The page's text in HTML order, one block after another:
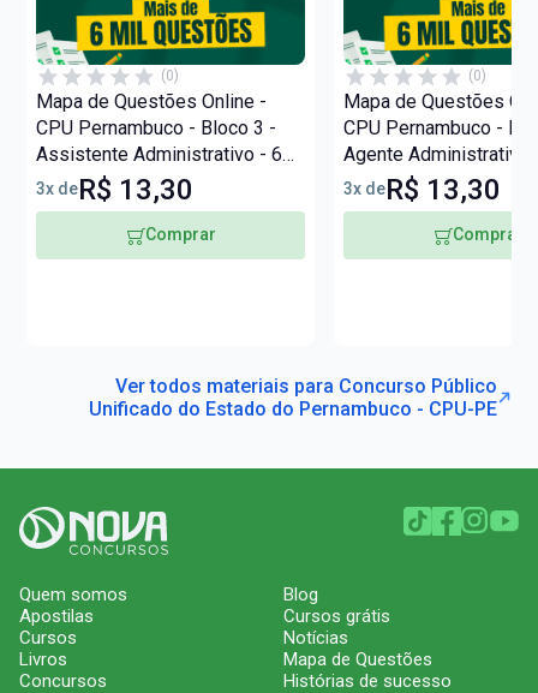
(0)
Mapa de Questões Online -
CPU Pernambuco - Bloco 3 -
Assistente Administrativo - 6
Mil Questões
3x deR$ 13,30
Comprar
(0)
Mapa de Questões
CPU Pernambuco -
Agente Administrativo
Questões
3x deR$ 13,30
Comprar
Ver todos materiais para Concurso Público
Unificado do Estado do Pernambuco - CPU-PE
Quem somos
Apostilas
Cursos
Livros
Concursos
Blog
Cursos grátis
Notícias
Mapa de Questões
Histórias de sucesso